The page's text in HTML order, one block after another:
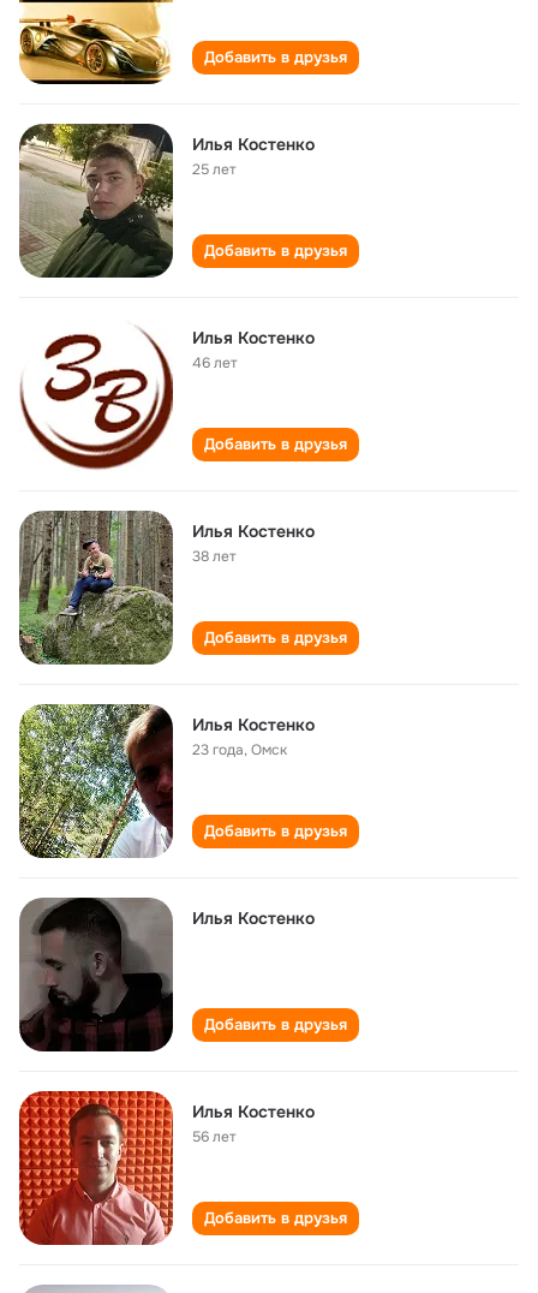
Добавить в друзья
Илья Костенко
25 лет
Добавить в друзья
Илья Костенко
46 лет
Добавить в друзья
Илья Костенко
38 лет
Добавить в друзья
Илья Костенко
23 года,Омск
Добавить в друзья
Илья Костенко
Добавить в друзья
Илья Костенко
56 лет
Добавить в друзья